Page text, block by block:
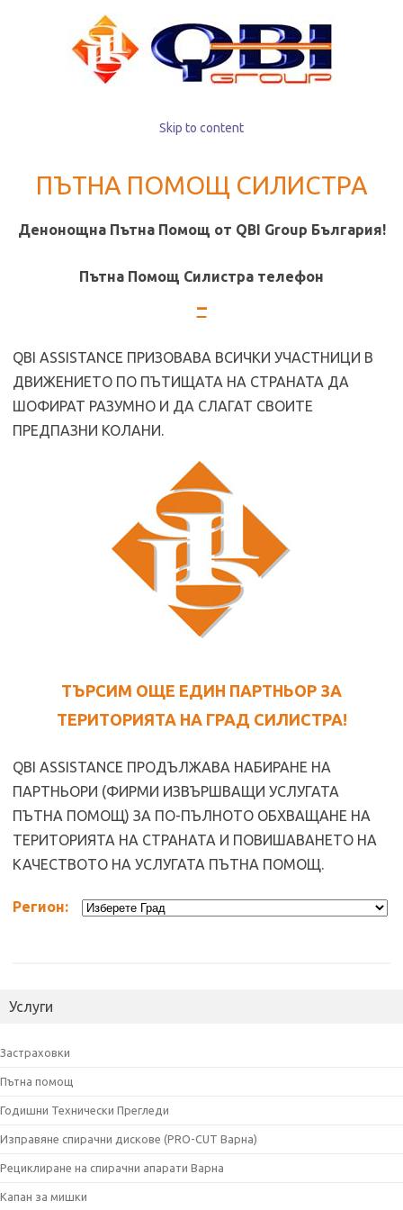
Skip to content
ПЪТНА ПОМОЩ СИЛИСТРА
Денонощна Пътна Помощ от QBI Group България!
Пътна Помощ Силистра телeфон
–
QBI ASSISTANCE ПРИЗОВАВА ВСИЧКИ УЧАСТНИЦИ В
ДВИЖЕНИЕТО ПО ПЪТИЩАТА НА СТРАНАТА ДА
ШОФИРАТ РАЗУМНО И ДА СЛАГАТ СВОИТЕ
ПРЕДПАЗНИ КОЛАНИ.
ТЪРСИМ ОЩЕ ЕДИН ПАРТНЬОР ЗА
ТЕРИТОРИЯТА НА ГРАД СИЛИСТРА!
QBI ASSISTANCE ПРОДЪЛЖАВА НАБИРАНЕ НА
ПАРТНЬОРИ (ФИРМИ ИЗВЪРШВАЩИ УСЛУГАТА
ПЪТНА ПОМОЩ) ЗА ПО-ПЪЛНОТО ОБХВАЩАНЕ НА
ТЕРИТОРИЯТА НА СТРАНАТА И ПОВИШАВАНЕТО НА
КАЧЕСТВОТО НА УСЛУГАТА ПЪТНА ПОМОЩ.
Регион:
Услуги
Застраховки
Пътна помощ
Годишни Технически Прегледи
Изправяне спирачни дискове (PRO-CUT Варна)
Рециклиране на спирачни апарати Варна
Капан за мишки